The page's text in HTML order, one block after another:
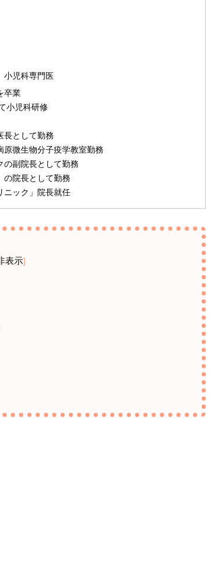
児科専門医
卒業
小児科研修
として勤務
微生物分子疫学教室勤務
副院長として勤務
院長として勤務
ック」院長就任
表示]